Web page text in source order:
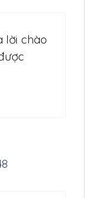
lời chào